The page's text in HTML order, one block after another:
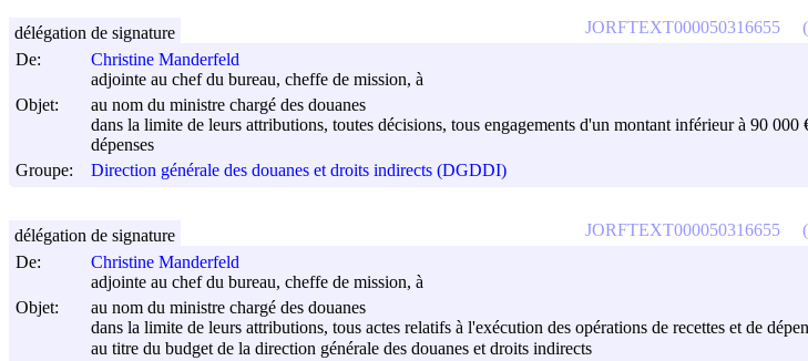
De:
Christine Manderfeld
adjointe au chef du bureau, cheffe de mission, à
Objet:
au nom du ministre chargé des douanes
dans la limite de leurs attributions, toutes décisions, tous engagements d'un montant inférieur à 90
dépenses
Groupe:
Direction générale des douanes et droits indirects (DGDDI)
JORFTEXT000050316655
délégation de signature
De:
Christine Manderfeld
adjointe au chef du bureau, cheffe de mission, à
Objet:
au nom du ministre chargé des douanes
dans la limite de leurs attributions, tous actes relatifs à l'exécution des opérations de recettes et de
au titre du budget de la direction générale des douanes et droits indirects
JORFTEXT000050316655
délégation de signature